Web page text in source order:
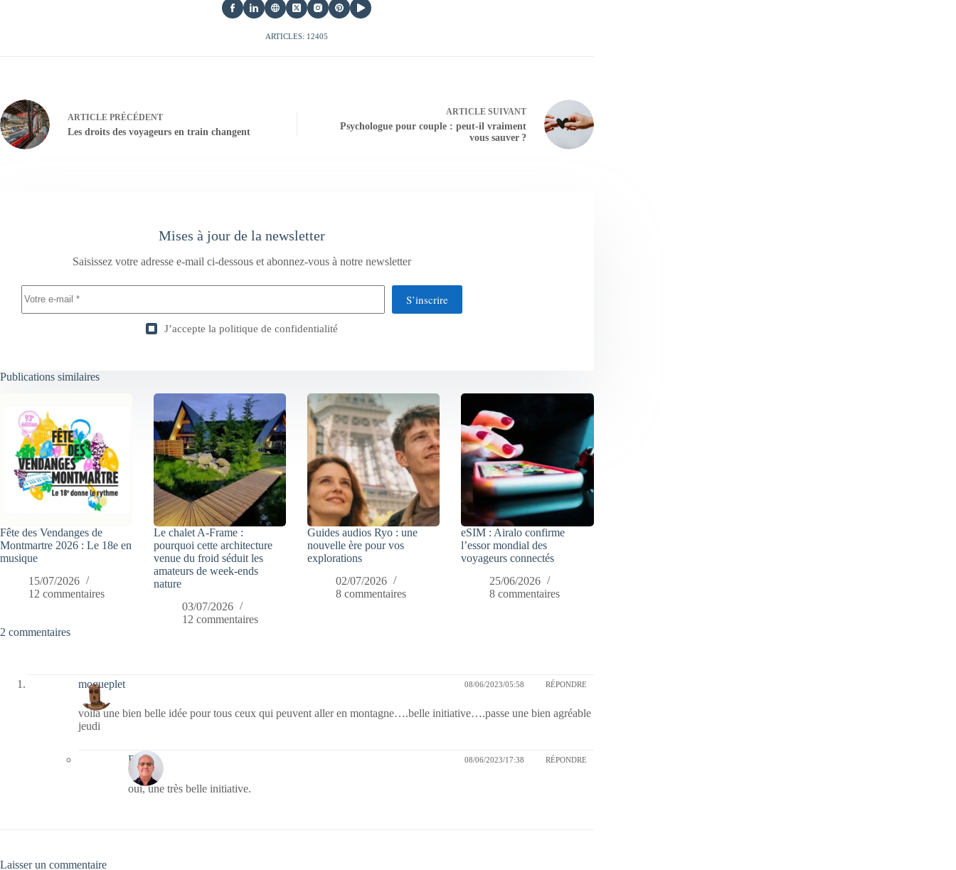
ARTICLES: 12405
ARTICLE PRÉCÉDENT
Les droits des voyageurs en train changent
ARTICLESUIVANT
Psychologue pour couple : peut-il vraiment
vous sauver ?
Mises à jour de la newsletter
Saisissez votre adresse e-mail ci-dessous et abonnez-vous à notre newsletter
S’inscrire
J’accepte la politique de confidentialité
Publications similaires
Fête des Vendanges de
Montmartre 2026 : Le 18e en
musique
15/07/2026
12 commentaires
Le chalet A-Frame :
pourquoi cette architecture
venue du froid séduit les
amateurs de week-ends
nature
03/07/2026
12 commentaires
Guides audios Ryo : une
nouvelle ère pour vos
explorations
02/07/2026
8 commentaires
eSIM : Airalo confirme
l’essor mondial des
voyageurs connectés
25/06/2026
8 commentaires
2 commentaires
moqueplet 08/06/2023/05:58 RÉPONDRE
voilà une bien belle idée pour tous ceux qui peuvent aller en montagne….belle initiative….passe une bien agréable
jeudi
Bernie 08/06/2023/17:38 RÉPONDRE
oui, une très belle initiative.
Laisser un commentaire